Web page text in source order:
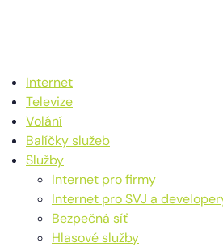
Internet
Televize
Volání
Balíčky služeb
Služby
Internet pro firmy
Internet pro SVJ a
Bezpečná síť
Hlasové služby